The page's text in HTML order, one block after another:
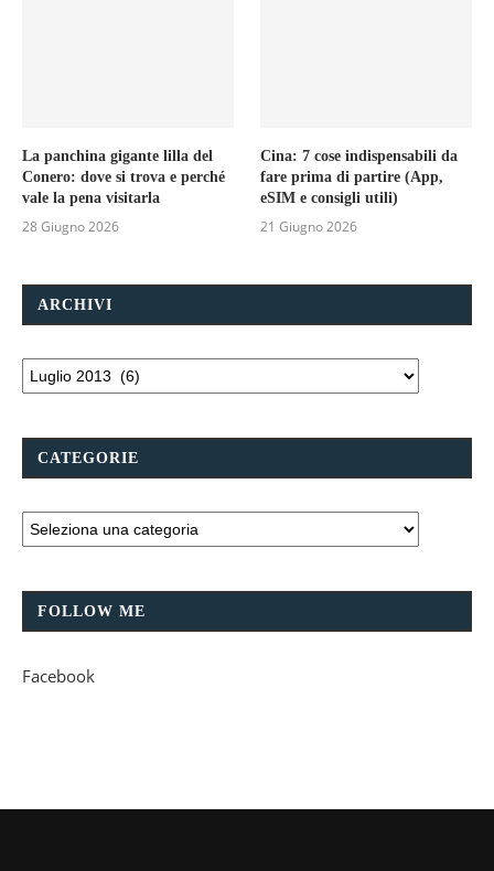
La panchina gigante lilla del
Conero: dove si trova e perché
vale la pena visitarla
28 Giugno 2026
Cina: 7 cose indispensabili da
fare prima di partire (App,
eSIM e consigli utili)
21 Giugno 2026
ARCHIVI
CATEGORIE
FOLLOW ME
Facebook